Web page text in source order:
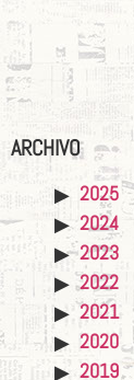
ARCHIVO
2025
2024
2023
2022
2021
2020
2019